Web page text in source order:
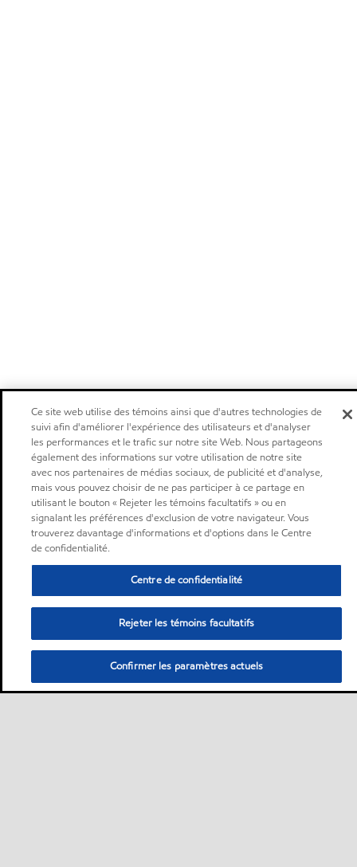
Ce site web utilise des témoins ainsi que d'autres technologies de
suivi afin d'améliorer l'expérience des utilisateurs et d'analyser
les performances et le trafic sur notre site Web. Nous partageons
également des informations sur votre utilisation de notre site
avec nos partenaires de médias sociaux, de publicité et d'analyse,
mais vous pouvez choisir de ne pas participer à ce partage en
utilisant le bouton « Rejeter les témoins facultatifs » ou en
signalant les préférences d'exclusion de votre navigateur. Vous
trouverez davantage d'informations et d'options dans le Centre
de confidentialité.
Centre de confidentialité
Rejeter les témoins facultatifs
Confirmer les paramètres actuels